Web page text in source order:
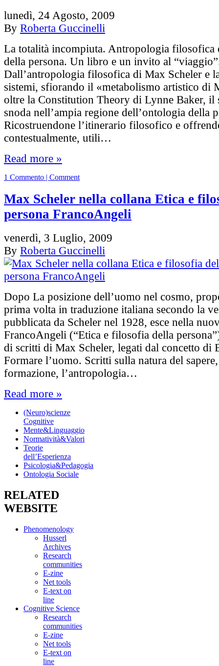
lunedì, 24 Agosto, 2009
By Roberta Guccinelli
La totalità incompiuta. Antropologia filosofica
della persona. Un libro e un invito al
Dall’antropologia filosofica di Max Scheler e
sistemi, sfiorando il «metabolismo artistico di
oltre la Constitution Theory di Lynne Baker, il
snoda nell’ampia regione dell’ontologia della
Ricostruendone l’itinerario filosofico e
contestualmente, utili…
Read more »
1 Commento | Comment
Max Scheler nella collana Etica e
persona FrancoAngeli
venerdì, 3 Luglio, 2009
By Roberta Guccinelli
Dopo La posizione dell’uomo nel cosmo,
prima volta in traduzione italiana secondo la
pubblicata da Scheler nel 1928, esce nella
FrancoAngeli (“Etica e filosofia della
di scritti di Max Scheler, legati dal concetto di
Formare l’uomo. Scritti sulla natura del
formazione, l’antropologia…
Read more »
(Neuro)scienze
Cognitive
Mente&Linguaggio
Normatività&Valori
Teorie
dell’Esperienza
Psicologia&Pedagogia
Ontologia Sociale
RELATED
WEBSITE
Phenomenology
Husserl
Archives
Research
communities
E-zine
Net tools
E-text on
line
Cognitive Science
Research
communities
E-zine
Net tools
E-text on
line